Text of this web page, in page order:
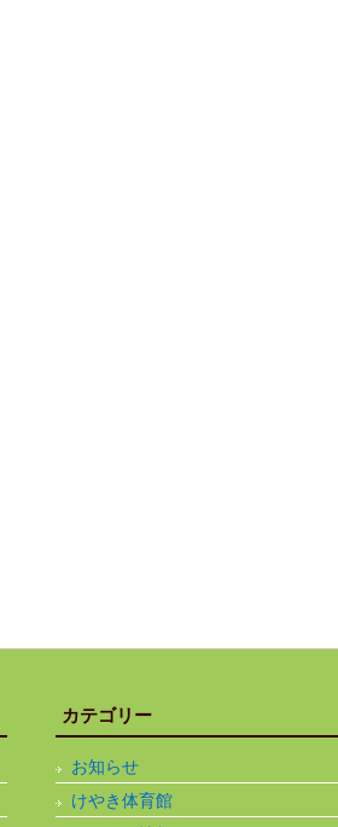
カテゴリー
お知らせ
けやき体育館